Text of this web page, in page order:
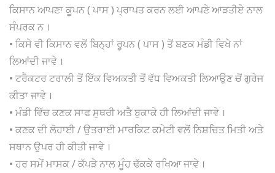
ਕਿਸਾਨ ਆਪਣਾ ਕੂਪਨ ( ਪਾਸ ) ਪ੍ਰਾਪਤ ਕਰਨ ਲਈ ਆਪਣੇ ਆੜਤੀਏ ਨਾਲ
ਸੰਪਰਕ ਨ ।
• ਕਿਸੇ ਵੀ ਕਿਸਾਨ ਵਲੋਂ ਬਿਨ੍ਹਾਂ ਰੂਪਨ ( ਪਾਸ ) ਤੋਂ ਬਣਕ ਮੰਡੀ ਵਿਖੇ ਨਾਂ
ਲਿਆਂਦੀ ਜਾਵੇ ।
• ਟਰੈਕਟਰ ਟਰਾਲੀ ਤੋਂ ਇੱਕ ਵਿਅਕਤੀ ਤੋਂ ਵੱਧ ਵਿਅਕਤੀ ਲਿਆਉਣ ਚੋਂ ਗੁਰੇਜ
ਕੀਤਾ ਜਾਵੇ ।
• ਮੰਡੀ ਵਿੱਚ ਕਣਕ ਸਾਫ ਸੁਥਰੀ ਅਤੈ ਬੁਕਾਕੇ ਹੀ ਲਿਆਂਦੀ ਜਾਵੇ ।
• ਕਣਕ ਦੀ ਲੋਹਾਈ / ਉਤਰਾਈ ਮਾਰਕਿਟ ਕਮੇਟੀ ਵਲੋਂ ਨਿਸ਼ਚਿਤ ਮਿਤੀ ਅਤੇ
ਸਥਾਨ ਉਪਰ ਹੀ ਕੀਤੀ ਜਾਵੇ ।
• ਹਰ ਸਮੇਂ ਮਾਸਕ / ਕੱਪੜੇ ਨਾਲ ਮੂੰਹ ਢੱਕਕੇ ਰਖਿਆ ਜਾਵੇ ।